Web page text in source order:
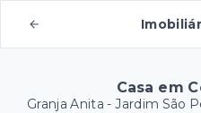
Casa em
Granja Anita -Jardim São